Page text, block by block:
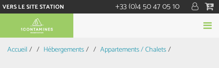
VERS LE SITE STATION +33 (0)4 50 47 05 10
Accueil / Hébergements/ Appartements / Chalets/